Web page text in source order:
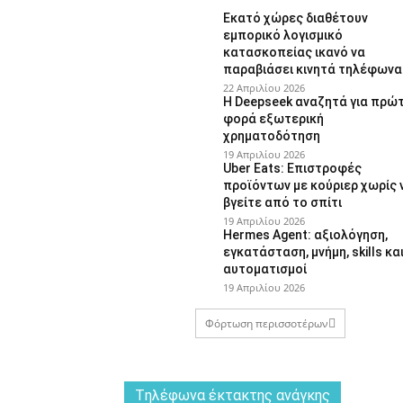
Εκατό χώρες διαθέτουν
εμπορικό λογισμικό
κατασκοπείας ικανό να
παραβιάσει κινητά τηλέφωνα
22 Απριλίου 2026
Η Deepseek αναζητά για
φορά εξωτερική
χρηματοδότηση
19 Απριλίου 2026
Uber Eats: Επιστροφές
προϊόντων με κούριερ χωρίς
βγείτε από το σπίτι
19 Απριλίου 2026
Hermes Agent: αξιολόγηση,
εγκατάσταση, μνήμη, skills και
αυτοματισμοί
19 Απριλίου 2026
Φόρτωση περισσοτέρων
Tηλέφωνα έκτακτης ανάγκης